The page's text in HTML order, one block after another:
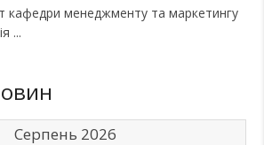
кафедри менеджменту та маркетингу
Серпень 2026